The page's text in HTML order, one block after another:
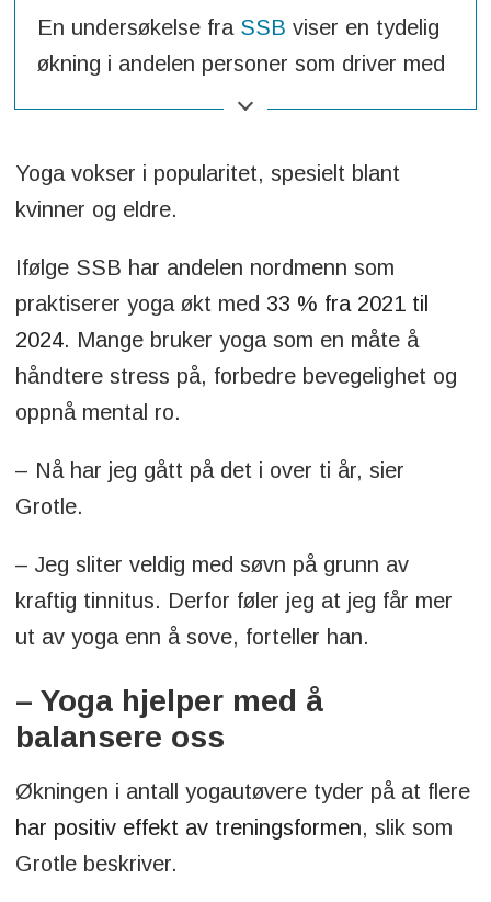
En undersøkelse fra SSBviser en tydelig
økning i andelen personer som driver med
yoga, pilates eller lignende.
Økning blant eldre:i aldersgruppen 67
år og oppover har andelen mer enn doblet
seg – fra 0,9% til 2,1%.
Det har ikke vært noen stor endring blant
menn.
Yoga vokser i popularitet, spesielt blant
kvinner og eldre.
Ifølge SSB har andelen nordmenn som
praktiserer yoga økt med 33 % fra 2021 til
2024. Mange bruker yoga som en måte å
håndtere stress på, forbedre bevegelighet og
oppnå mental ro.
– Nå har jeg gått på det i over ti år, sier
Grotle.
– Jeg sliter veldig med søvn på grunn av
kraftig tinnitus. Derfor føler jeg at jeg får mer
ut av yoga enn å sove, forteller han.
– Yoga hjelper med å
balansere oss
Økningen i antall yogautøvere tyder på at flere
har positiv effekt av treningsformen, slik som
Grotle beskriver.